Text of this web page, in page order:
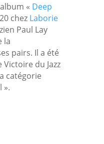
« Deep
chez Laborie
Paul Lay
la
pairs. Il a été
Victoire du Jazz
catégorie
».